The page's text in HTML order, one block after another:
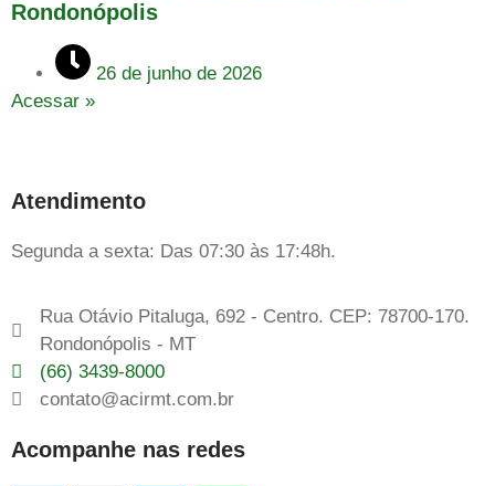
Rondonópolis
26 de junho de 2026
Acessar »
Atendimento
Segunda a sexta: Das 07:30 às 17:48h.
Rua Otávio Pitaluga, 692 - Centro. CEP: 78700-170.
Rondonópolis - MT
(66) 3439-8000
contato@acirmt.com.br
Acompanhe nas redes